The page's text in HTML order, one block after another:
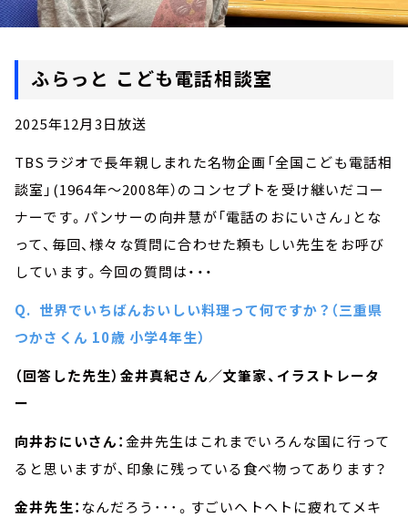
ふらっと こども電話相談室
2025年12月3日放送
TBSラジオで長年親しまれた名物企画「全国こども電話相
談室」(1964年～2008年）のコンセプトを受け継いだコー
ナーです。パンサーの向井慧が「電話のおにいさん」とな
って、毎回、様々な質問に合わせた頼もしい先生をお呼び
しています。今回の質問は・・・
Q. 世界でいちばんおいしい料理って何ですか？（三重県
つかさくん 10歳 小学4年生）
（回答した先生）金井真紀さん／文筆家、イラストレータ
ー
向井おにいさん：金井先生はこれまでいろんな国に行って
ると思いますが、印象に残っている食べ物ってあります？
金井先生： なんだろう･･･。すごいヘトヘトに疲れてメキ